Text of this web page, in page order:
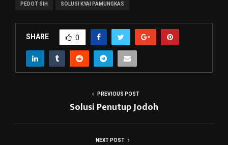
PEDOT SIH SOLUSI KYAI PAMUNGKAS
SHARE 0
PREVIOUS POST
Solusi Penutup Jodoh
NEXT POST